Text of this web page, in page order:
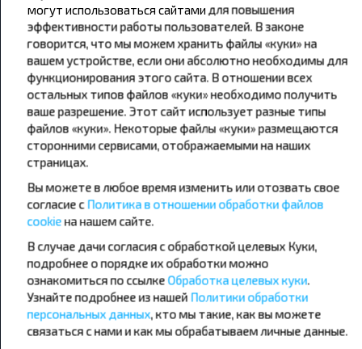
Подписаться
Популярные автобусные
направления
Орша - Могилёв
Минск - Несвиж
Минск - Могилёв
Минск - Пинск
Минск - Брест
Минск - Гомель
Минск - Бобруйск
Минск - Барановичи
Брест - Тересполь
Брест - Беловежская Пуща
Брест - Минск
Варшава - Минск
Санкт-Петербург - Минск
Москва - Барановичи
могут использоваться сайтами для повышения
эффективности работы пользователей. В законе
говорится, что мы можем хранить файлы «куки» на
вашем устройстве, если они абсолютно необходимы для
функционирования этого сайта. В отношении всех
остальных типов файлов «куки» необходимо получить
ваше разрешение. Этот сайт использует разные типы
файлов «куки». Некоторые файлы «куки» размещаются
сторонними сервисами, отображаемыми на наших
страницах.
Вы можете в любое время изменить или отозвать свое
согласие сПолитика в отношении обработки файлов
cookieна нашем сайте.
В случае дачи согласия с обработкой целевых Куки,
подробнее о порядке их обработки можно
ознакомиться по ссылкеОбработка целевых куки.
Узнайте подробнее из нашей Политики обработки
персональных данных, кто мы такие, как вы можете
связаться с нами и как мы обрабатываем личные данные.